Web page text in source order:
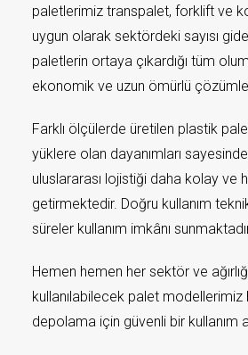
paletlerimiz transpalet, forklift ve
uygun olarak sektördeki sayısı
paletlerin ortaya çıkardığı tüm
ekonomik ve uzun ömürlü
Farklı ölçülerde üretilen plastik
yüklere olan dayanımları
uluslararası lojistiği daha kolay ve
getirmektedir. Doğru kullanım
süreler kullanım imkânı
Hemen hemen her sektör ve
kullanılabilecek palet modellerimiz
depolama için güvenli bir kullanım